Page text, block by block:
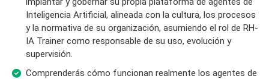
Inteligencia Artificial, alineada con la cultura, los procesos
y la normativa de su organización, asumiendo el rol de RH-
IA Trainer como responsable de su uso, evolución y
supervisión.
Comprenderás cómo funcionan realmente los agentes de